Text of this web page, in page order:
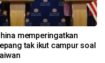
memperingatkan
tak ikut campur soal